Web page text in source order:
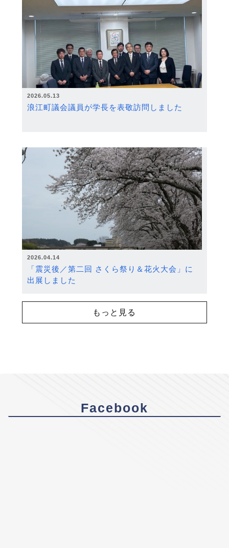
2026.05.13
浪江町議会議員が学長を表敬訪問しました
2026.04.14
「震災後／第二回 さくら祭り＆花火大会」に
出展しました
もっと見る
Facebook